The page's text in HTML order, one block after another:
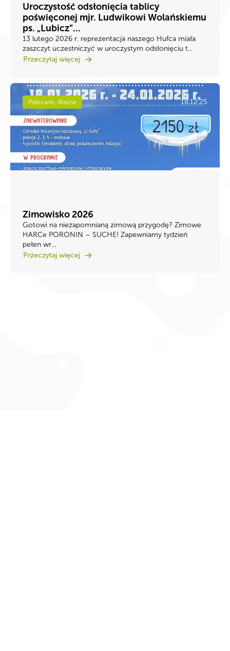
Uroczystość odsłonięcia tablicy
poświęconej mjr. Ludwikowi Wolańskiemu
ps. „Lubicz”...
13 lutego 2026 r. reprezentacja naszego Hufca miała
zaszczyt uczestniczyć w uroczystym odsłonięciu t...
Przeczytaj więcej
Polecane, Ważne 18.12.25
Zimowisko 2026
Gotowi na niezapomnianą zimową przygodę? ​Zimowe
HARCe PORONIN – SUCHE! ​Zapewniamy tydzień
pełen wr...
Przeczytaj więcej